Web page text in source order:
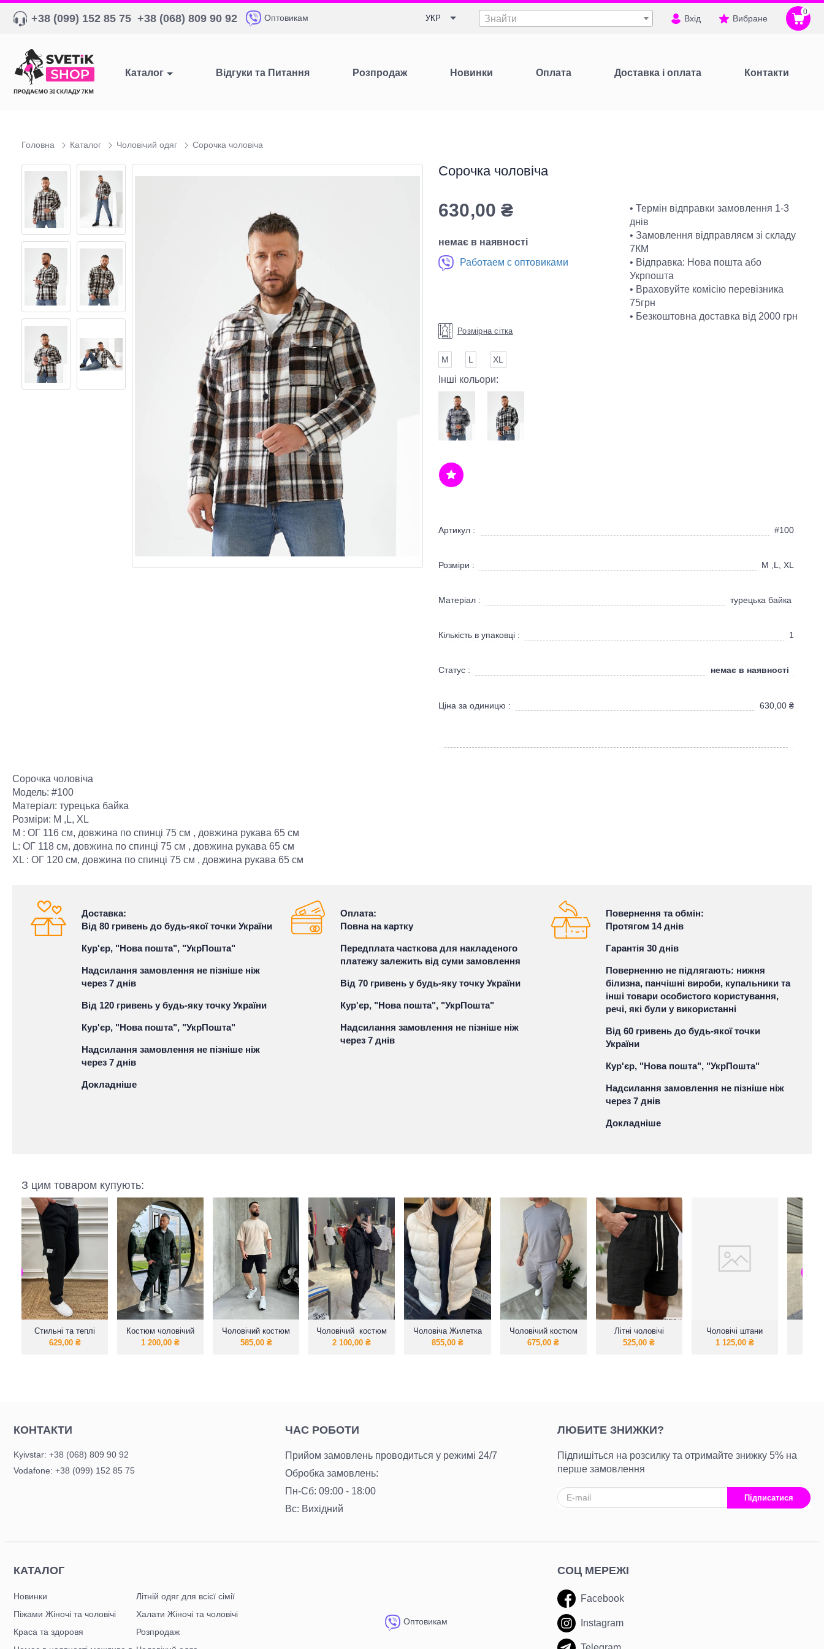
+38 (099) 152 85 75 +38 (068) 809 90 92 Оптовикам УКР Знайти Вхід Вибране
0
Каталог Відгуки та Питання Розпродаж Новинки Оплата Доставка і оплата Контакти
Головна Каталог Чоловічий одяг Сорочка чоловіча
Сорочка чоловіча
630,00₴
немає в наявності
Работаем с оптовиками
• Термін відправки замовлення 1-3
днів
• Замовлення відправляєм зі складу
7КМ
• Відправка: Нова пошта або
Укрпошта
• Враховуйте комісію перевізника
75грн
• Безкоштовна доставка від 2000 грн
Розмірна сітка
М L XL
Інші кольори:
Артикул : #100
Розміри : M ,L, XL
Матеріал : турецька байка
Кількість в упаковці : 1
Статус : немає в наявності
Ціна за одиницю : 630,00 ₴
Сорочка чоловіча
Модель: #100
Матеріал: турецька байка
Розміри: M ,L, XL
M : ОГ 116 см, довжина по спинці 75 см , довжина рукава 65 см
L: ОГ 118 см, довжина по спинці 75 см , довжина рукава 65 см
XL : ОГ 120 см, довжина по спинці 75 см , довжина рукава 65 см
Доставка:
Від 80 гривень до будь-якої точки України
Кур'єр, "Нова пошта", "УкрПошта"
Надсилання замовлення не пізніше ніж
через 7 днів
Від 120 гривень у будь-яку точку України
Кур'єр, "Нова пошта", "УкрПошта"
Надсилання замовлення не пізніше ніж
через 7 днів
Докладніше
Оплата:
Повна на картку
Передплата часткова для накладеного
платежу залежить від суми замовлення
Від 70 гривень у будь-яку точку України
Кур'єр, "Нова пошта", "УкрПошта"
Надсилання замовлення не пізніше ніж
через 7 днів
Повернення та обмін:
Протягом 14 днів
Гарантія 30 днів
Поверненню не підлягають: нижня
білизна, панчішні вироби, купальники та
інші товари особистого користування,
речі, які були у використанні
Від 60 гривень до будь-якої точки
України
Кур'єр, "Нова пошта", "УкрПошта"
Надсилання замовлення не пізніше ніж
через 7 днів
Докладніше
З цим товаром купують:
Стильні та теплі
чоловічі штани
629,00 ₴
Костюм чоловічий
(сорочка + штани)
1 200,00₴
Чоловічий костюм
«DESIGNED»
585,00 ₴
Чоловічий костюм
3-ка
2 100,00₴
Чоловіча Жилетка
855,00 ₴
Чоловічий костюм
675,00₴
Літні чоловічі
шорти з
525,00₴
Чоловічі штани
Карго-джогери
1 125,00 ₴
КОНТАКТИ
Kyivstar: +38 (068) 809 90 92
Vodafone: +38 (099) 152 85 75
ЧАС РОБОТИ
Прийом замовлень проводиться у режимі 24/7
Обробка замовлень:
Пн-Сб: 09:00 - 18:00
Вс: Вихідний
ЛЮБИТЕ ЗНИЖКИ?
Підпишіться на розсилку та отримайте знижку 5% на
перше замовлення
Підписатися
КАТАЛОГ
Новинки
Літній одяг для всієї сімії
Піжами Жіночі та чоловічі
Халати Жіночі та чоловічі
Краса та здоровя
Розпродаж
Оптовикам
СОЦ МЕРЕЖІ
Facebook
Instagram